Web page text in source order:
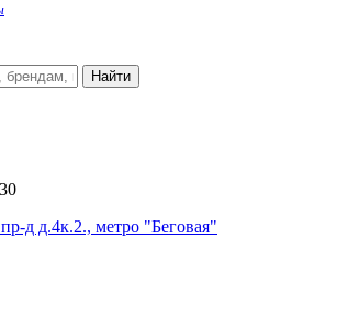
д д.4к.2., метро "Беговая"